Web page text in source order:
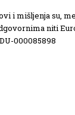
i mišljenja su,
niti
000085898